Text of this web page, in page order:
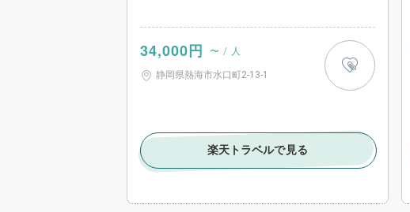
34,000円 〜 / 人
静岡県熱海市水口町2-13-1
楽天トラベルで見る